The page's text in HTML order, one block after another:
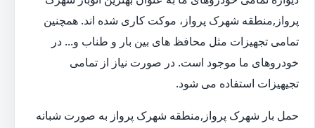
پرواز,منطقه شهرک پرواز، موکت کاری شده اند. همچنین
تمامی تجهیزات مثل محافظ های بین بار و طناب و... در
خودروهای ما موجود است. در صورت نیاز از تمامی
تجیهیزات استفاده می شود.
حمل بار شهرک پرواز,منطقه شهرک پرواز به صورت شبانه